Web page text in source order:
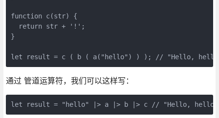
function c(str) {
  return str + '!';
}
let result = c ( b ( a("hello") ) ); // "Hello,
通过 管道运算符，我们可以这样写：
let result = "hello" |> a |> b |> c // "Hello,